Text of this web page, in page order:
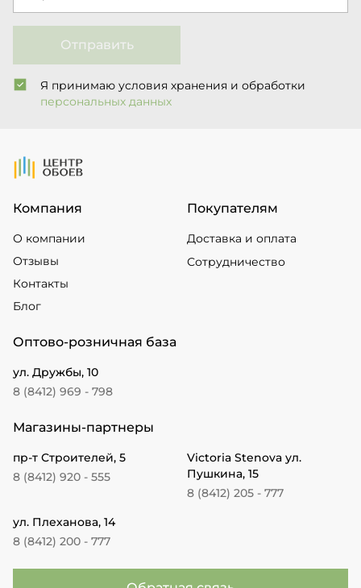
Отправить
Я принимаю условия хранения и обработки
персональных данных
На Главную
Компания
О компании
Отзывы
Контакты
Блог
Покупателям
Доставка и оплата
Сотрудничество
Оптово-розничная база
ул. Дружбы, 10
8 (8412) 969 - 798
Магазины-партнеры
пр-т Строителей, 5
8 (8412) 920 - 555
Victoria Stenova ул.
Пушкина, 15
8 (8412) 205 - 777
ул. Плеханова, 14
8 (8412) 200 - 777